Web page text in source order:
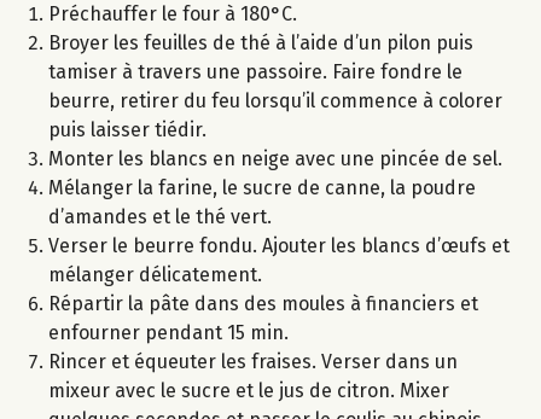
Préchauffer le four à 180°C.
Broyer les feuilles de thé à l’aide d’un pilon puis
tamiser à travers une passoire. Faire fondre le
beurre, retirer du feu lorsqu’il commence à colorer
puis laisser tiédir.
Monter les blancs en neige avec une pincée de sel.
Mélanger la farine, le sucre de canne, la poudre
d’amandes et le thé vert.
Verser le beurre fondu. Ajouter les blancs d’œufs et
mélanger délicatement.
Répartir la pâte dans des moules à financiers et
enfourner pendant 15 min.
Rincer et équeuter les fraises. Verser dans un
mixeur avec le sucre et le jus de citron. Mixer